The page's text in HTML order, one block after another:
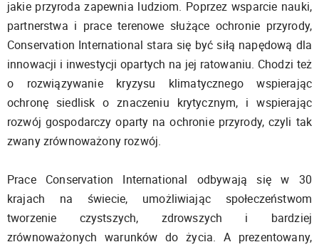
jakie przyroda zapewnia ludziom. Poprzez wsparcie nauki,
partnerstwa i prace terenowe służące ochronie przyrody,
Conservation International stara się być siłą napędową dla
innowacji i inwestycji opartych na jej ratowaniu. Chodzi też
o rozwiązywanie kryzysu klimatycznego wspierając
ochronę siedlisk o znaczeniu krytycznym, i wspierając
rozwój gospodarczy oparty na ochronie przyrody, czyli tak
zwany zrównoważony rozwój.
Prace Conservation International odbywają się w 30
krajach na świecie, umożliwiając społeczeństwom
tworzenie czystszych, zdrowszych i bardziej
zrównoważonych warunków do życia. A prezentowany,